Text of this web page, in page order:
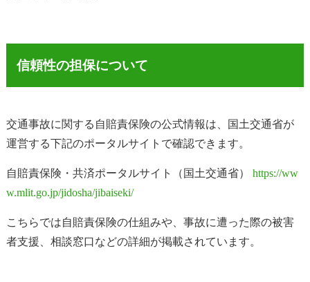
信頼性の担保について
交通事故に関する自賠責保険の公式情報は、国土交通省が
運営する下記のポータルサイトで確認できます。
自賠責保険・共済ポータルサイト（国土交通省） https://ww
w.mlit.go.jp/jidosha/jibaiseki/
こちらでは自賠責保険の仕組みや、事故に遭った際の被害
者支援、相談窓口などの詳細が掲載されています。